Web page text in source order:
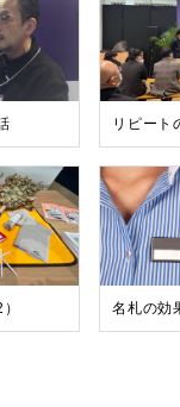
リピート
名札の効